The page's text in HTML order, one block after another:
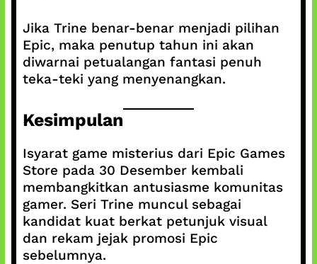
Jika Trine benar-benar menjadi pilihan
Epic, maka penutup tahun ini akan
diwarnai petualangan fantasi penuh
teka-teki yang menyenangkan.
Kesimpulan
Isyarat game misterius dari Epic Games
Store pada 30 Desember kembali
membangkitkan antusiasme komunitas
gamer. Seri Trine muncul sebagai
kandidat kuat berkat petunjuk visual
dan rekam jejak promosi Epic
sebelumnya.